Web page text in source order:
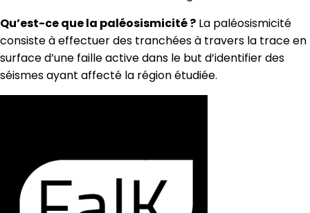
Qu’est-ce que la paléosismicité ? La paléosismicité
consiste à effectuer des tranchées à travers la trace en
surface d’une faille active dans le but d’identifier des
séismes ayant affecté la région étudiée.